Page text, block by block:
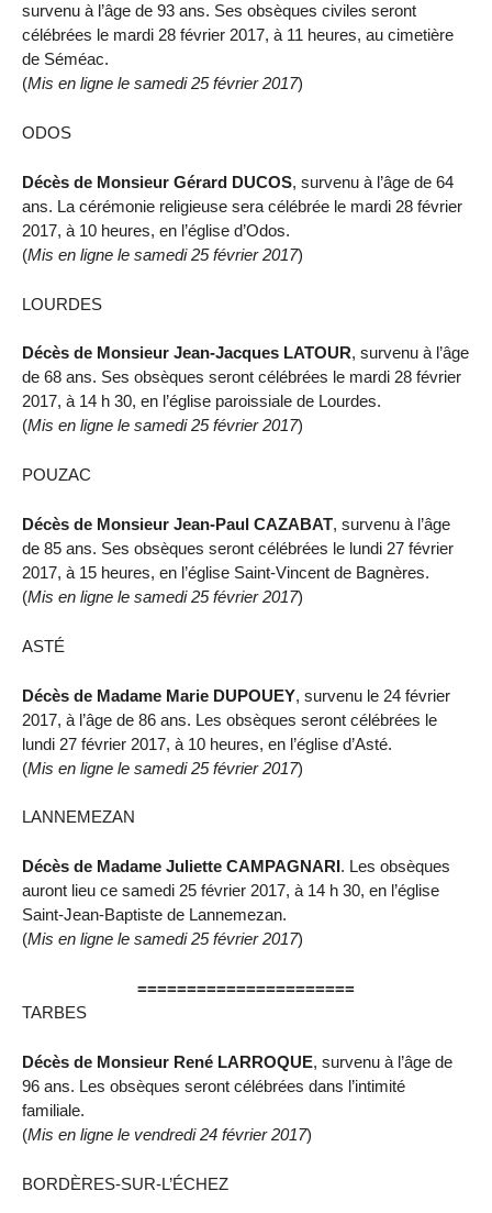
survenu à l’âge de 93 ans. Ses obsèques civiles seront
célébrées le mardi 28 février 2017, à 11 heures, au cimetière
de Séméac.
(Mis en ligne le samedi 25 février 2017)
ODOS
Décès de Monsieur Gérard DUCOS, survenu à l’âge de 64
ans. La cérémonie religieuse sera célébrée le mardi 28 février
2017, à 10 heures, en l’église d’Odos.
(Mis en ligne le samedi 25 février 2017)
LOURDES
Décès de Monsieur Jean-Jacques LATOUR, survenu à l’âge
de 68 ans. Ses obsèques seront célébrées le mardi 28 février
2017, à 14 h 30, en l’église paroissiale de Lourdes.
(Mis en ligne le samedi 25 février 2017)
POUZAC
Décès de Monsieur Jean-Paul CAZABAT, survenu à l’âge
de 85 ans. Ses obsèques seront célébrées le lundi 27 février
2017, à 15 heures, en l’église Saint-Vincent de Bagnères.
(Mis en ligne le samedi 25 février 2017)
ASTÉ
Décès de Madame Marie DUPOUEY, survenu le 24 février
2017, à l’âge de 86 ans. Les obsèques seront célébrées le
lundi 27 février 2017, à 10 heures, en l’église d’Asté.
(Mis en ligne le samedi 25 février 2017)
LANNEMEZAN
Décès de Madame Juliette CAMPAGNARI. Les obsèques
auront lieu ce samedi 25 février 2017, à 14 h 30, en l’église
Saint-Jean-Baptiste de Lannemezan.
(Mis en ligne le samedi 25 février 2017)
======================
TARBES
Décès de Monsieur René LARROQUE, survenu à l’âge de
96 ans. Les obsèques seront célébrées dans l’intimité
familiale.
(Mis en ligne le vendredi 24 février 2017)
BORDÈRES-SUR-L’ÉCHEZ